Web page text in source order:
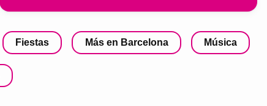
Fiestas Más en Barcelona Música